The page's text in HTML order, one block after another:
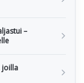
–
joilla